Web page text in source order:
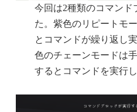
今回は2種類のコマンド
た。紫色のリピートモ
とコマンドが繰り返し
色のチェーンモードは
するとコマンドを実行し